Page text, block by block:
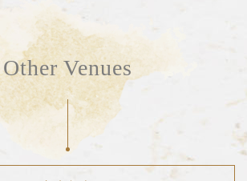
立即訂座
條款和細則
隱私政策
COOKIES政策
Other Venues